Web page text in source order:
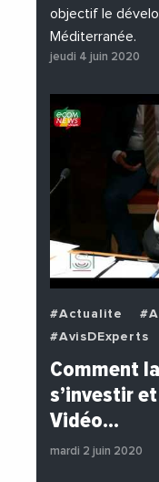
objectif le
Méditerranée.
jeudi 4 juin 2020
#Actualite
#AvisDExperts
Comment
s’investir
Vidéo…
mardi 2 juin 2020